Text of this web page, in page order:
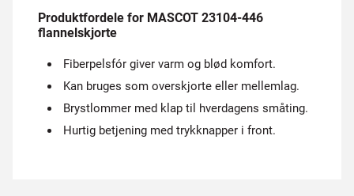
Produktfordele for MASCOT 23104-446
flannelskjorte
Fiberpelsfór giver varm og blød komfort.
Kan bruges som overskjorte eller mellemlag.
Brystlommer med klap til hverdagens småting.
Hurtig betjening med trykknapper i front.